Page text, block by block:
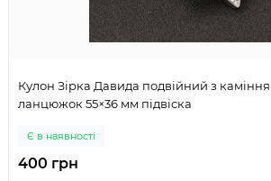
Кулон Зірка Давида подвійний з
ланцюжок 55×36 мм підвіска
Є в наявності
400 грн